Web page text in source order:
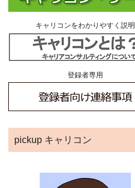
キャリコンをわかりやすく説明
登録者専用
pickup キャリコン